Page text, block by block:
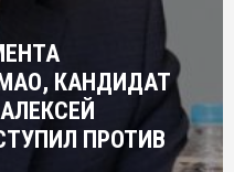
КАНДИДАТ
ПРОТИВ